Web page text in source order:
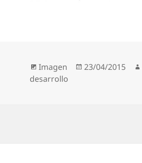
Formato
Imagen
Publicado
23/04/2015
desarrollo